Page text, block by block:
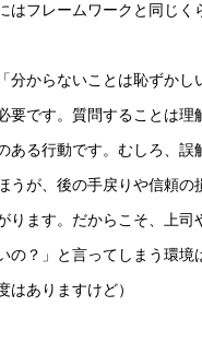
はフレームワークと同じく
分からないことは恥ずかし
要です。質問することは理
ある行動です。むしろ、誤
うが、後の手戻りや信頼の
ります。だからこそ、上司
の？」と言ってしまう環境
はありますけど）